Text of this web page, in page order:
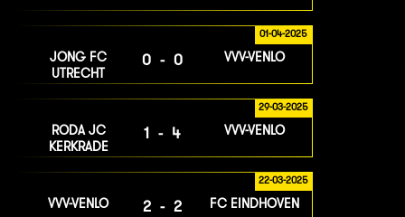
01-04-2025
JONG FC
UTRECHT
0-0 VVV-VENLO
29-03-2025
RODA JC
KERKRADE
1-4 VVV-VENLO
22-03-2025
VVV-VENLO 2-2 FC EINDHOVEN